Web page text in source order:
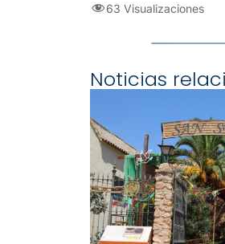
63 Visualizaciones
Noticias